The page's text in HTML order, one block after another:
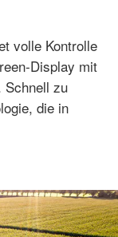
volle Kontrolle
mit
Schnell zu
die in